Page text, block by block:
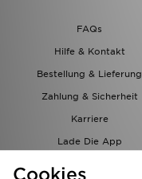
FAQs
Hilfe & Kontakt
Bestellung & Lieferung
Zahlung & Sicherheit
Karriere
Lade Die App
Cookies